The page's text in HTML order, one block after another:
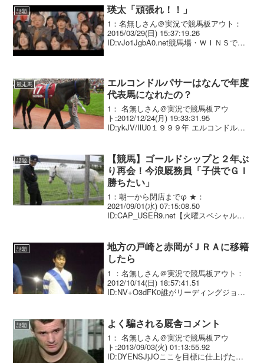
１７日、プロ野球オープ...
話題 瑛太「頑張れ！！」
1：名無しさん＠実況で競馬板アウト：
2015/03/29(日) 15:37:19.26
ID:vJo1JgbA0.net競馬場・ＷＩＮＳでは
競走馬
エルコンドルパサーはなんで年度
代表馬になれたの？
1： 名無しさん＠実況で競馬板アウ
ト:2012/12/24(月) 19:33:31.95
ID:ykJV/IlU0１９９９年 エルコンドルパ
ィーク ８戦５勝 天皇賞春...
話題
【競馬】ゴールドシップと２年ぶ
り再会！今浪厩務員「子供でＧＩ
勝ちたい」
1：朝一から閉店までφ ★：
2021/09/01(水) 07:15:08.50
ID:CAP_USER9.net【火曜スペシャル】
シャル』の第８回は、メディアミック
ス...
話題
地方の戸崎と赤岡がＪＲＡに移籍
したら
1 ：名無しさん＠実況で競馬板アウト：
2012/10/14(日) 18:57:41.51
ID:NV+O3dFK0誰がリーディングジョッ
18:59:02.47...
話題 よく騙される厩舎コメント
1： 名無しさん＠実況で競馬板アウ
ト:2013/09/03(火) 01:13:55.92
ID:DYENSJjJOここを目標に仕上げた、